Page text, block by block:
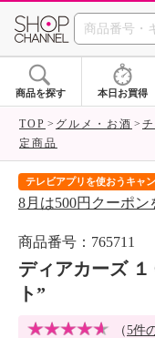
商品を探す 本日お買得
TOP グルメ・お酒
定商品
レゼント！
商品番号：765711
ディアカーズ
ト”
（5件